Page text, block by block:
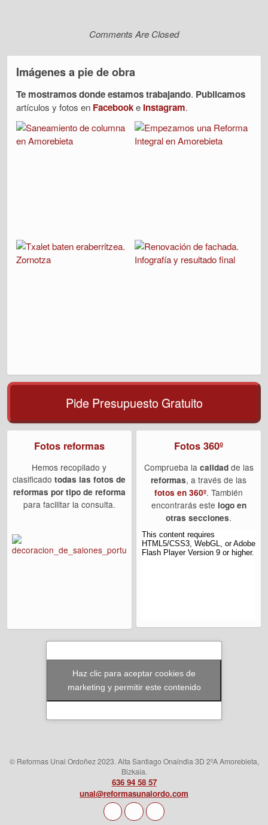
Comments Are Closed
Imágenes a pie de obra
Te mostramos donde estamos trabajando. Publicamos
artículos y fotos en Facebooke Instagram.
Pide Presupuesto Gratuito
Fotos reformas
Hemos recopilado y
clasificadotodas las fotos de
reformas por tipo de reforma
para facilitar la consulta.
Fotos 360º
Comprueba la calidadde las
reformas, a través de las
fotos en 360º. También
encontrarás este logo en
otras secciones.
Haz clic para aceptar cookies de
marketing y permitir este contenido
© Reformas Unai Ordoñez 2023. Aita Santiago Onaindia 3D 2ºA Amorebieta,
Bizkaia.
636 94 58 57
unai@reformasunaiordo.com